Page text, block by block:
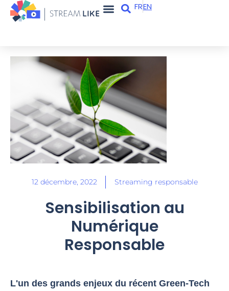
FREN
12 décembre, 2022 Streaming responsable
Sensibilisation au
Numérique
Responsable
L'un des grands enjeux du récent Green-Tech